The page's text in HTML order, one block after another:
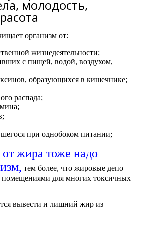
молодость,
организм от:
жизнедеятельности;
с пищей, водой, воздухом,
образующихся в кишечнике;
распада;
при однобоком питании;
жира тоже надо
тем более, что жировые депо
помещениями для многих токсичных
вывести и лишний жир из